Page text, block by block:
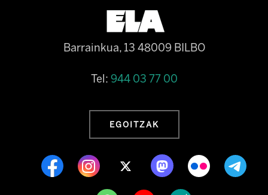
Barrainkua, 13 48009 BILBO
Tel: 944 03 77 00
EGOITZAK